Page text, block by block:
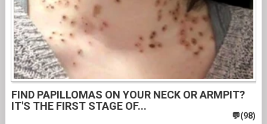
FIND PAPILLOMAS ON YOUR NECK OR ARMPIT?
IT'S THE FIRST STAGE OF...